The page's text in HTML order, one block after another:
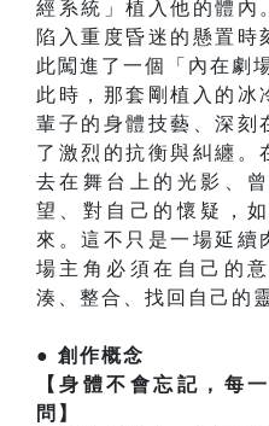
經系統」植入他的體內
陷入重度昏迷的懸置時
此闖進了一個「內在劇
此時，那套剛植入的冰
輩子的身體技藝、深刻
了激烈的抗衡與糾纏。
去在舞台上的光影、
望、對自己的懷疑，
來。這不只是一場延續
場主角必須在自己的
湊、整合、找回自己的
● 創作概念
【身體不會忘記，每
問】